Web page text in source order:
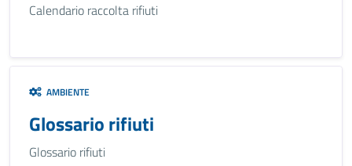
Calendario raccolta rifiuti
AMBIENTE
Glossario rifiuti
Glossario rifiuti